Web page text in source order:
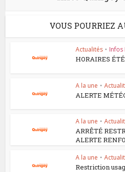
VOUS POURRIEZ
Actualités • Infos
HORAIRES
A la une •
ALERTE
A la une •
ARRÊTÉ
ALERTE
A la une •
Restriction